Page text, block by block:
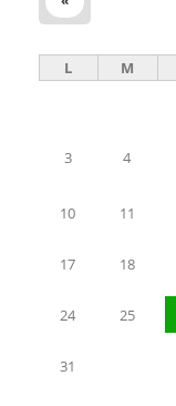
L M
3 4
10 11
17 18
24 25
31